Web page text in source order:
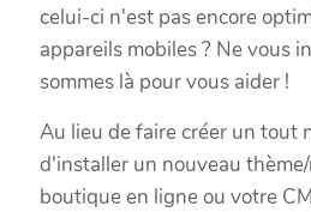
celui-ci n'est pas encore
appareils mobiles ? Ne vous
sommes là pour vous aider !
Au lieu de faire créer un tout
d'installer un nouveau
boutique en ligne ou votre